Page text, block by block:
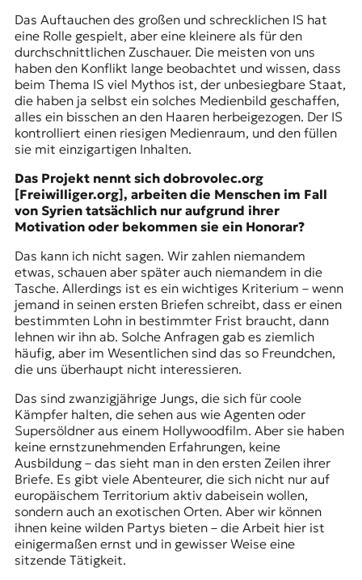
Das Auftauchen des großen und schrecklichen IS hat
eine Rolle gespielt, aber eine kleinere als für den
durchschnittlichen Zuschauer. Die meisten von uns
haben den Konflikt lange beobachtet und wissen, dass
beim Thema IS viel Mythos ist, der unbesiegbare Staat,
die haben ja selbst ein solches Medienbild geschaffen,
alles ein bisschen an den Haaren herbeigezogen. Der IS
kontrolliert einen riesigen Medienraum, und den füllen
sie mit einzigartigen Inhalten.
Das Projekt nennt sich dobrovolec.org
[Freiwilliger.org], arbeiten die Menschen im Fall
von Syrien tatsächlich nur aufgrund ihrer
Motivation oder bekommen sie ein Honorar?
Das kann ich nicht sagen. Wir zahlen niemandem
etwas, schauen aber später auch niemandem in die
Tasche. Allerdings ist es ein wichtiges Kriterium – wenn
jemand in seinen ersten Briefen schreibt, dass er einen
bestimmten Lohn in bestimmter Frist braucht, dann
lehnen wir ihn ab. Solche Anfragen gab es ziemlich
häufig, aber im Wesentlichen sind das so Freundchen,
die uns überhaupt nicht interessieren.
Das sind zwanzigjährige Jungs, die sich für coole
Kämpfer halten, die sehen aus wie Agenten oder
Supersöldner aus einem Hollywoodfilm. Aber sie haben
keine ernstzunehmenden Erfahrungen, keine
Ausbildung – das sieht man in den ersten Zeilen ihrer
Briefe. Es gibt viele Abenteurer, die sich nicht nur auf
europäischem Territorium aktiv dabeisein wollen,
sondern auch an exotischen Orten. Aber wir können
ihnen keine wilden Partys bieten – die Arbeit hier ist
einigermaßen ernst und in gewisser Weise eine
sitzende Tätigkeit.